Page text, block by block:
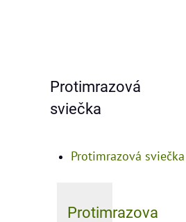
Protimrazová
sviečka
Protimrazová sviečka
Protimrazova